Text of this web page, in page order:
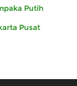
Putih
Pusat